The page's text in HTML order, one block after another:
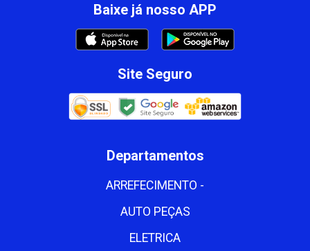
Baixe já nosso APP
Site Seguro
Departamentos
ARREFECIMENTO -
AUTO PEÇAS
ELETRICA